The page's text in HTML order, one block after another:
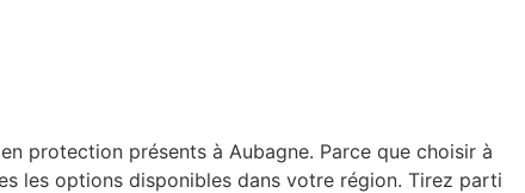
protection présents à Aubagne. Parce que choisir à
les options disponibles dans votre région. Tirez parti